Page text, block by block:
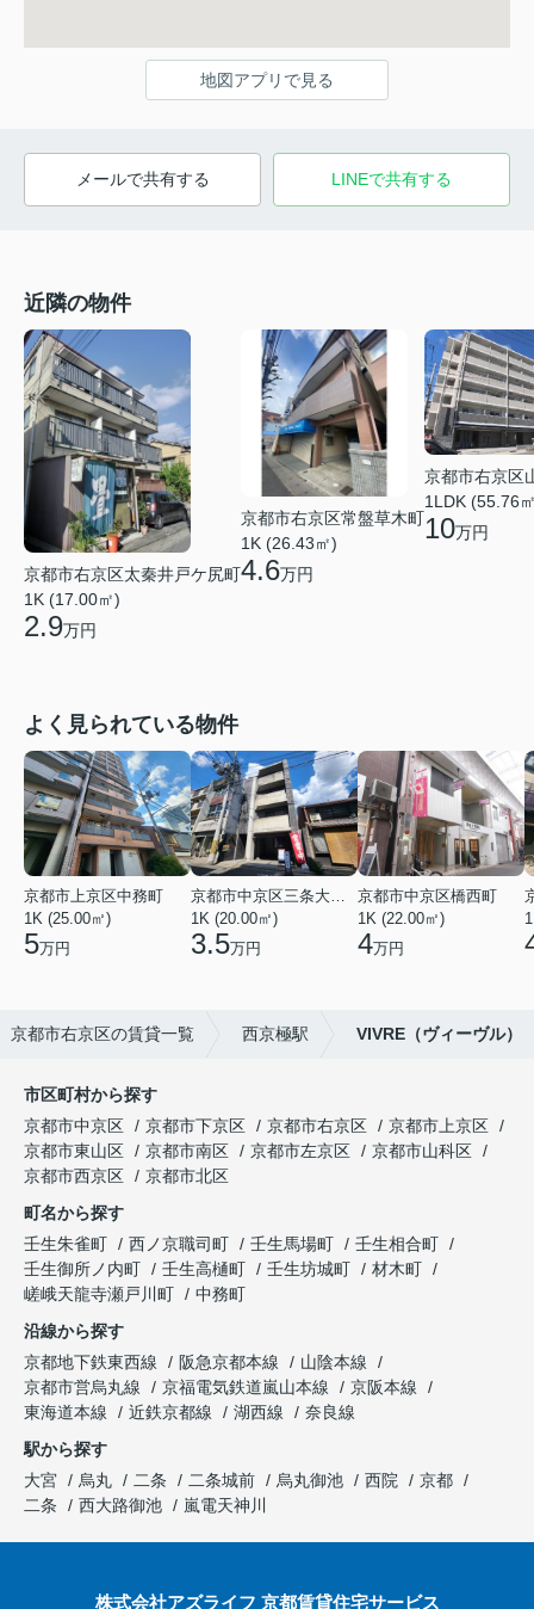
地図アプリで見る
メールで共有する LINEで共有する
近隣の物件
京都市右京区太秦井戸ケ尻町
1K (17.00㎡)
2.9万円
京都市右京区常盤草木町
1K (26.43㎡)
4.6万円
京都市右京区
1LDK (55.76
10万円
よく見られている物件
京都市上京区中務町
1K (25.00㎡)
5万円
1K (20.00㎡)
3.5万円
京都市中京区橋西町
1K (22.00㎡)
4万円
京都市右京区の賃貸一覧 西京極駅 VIVRE（ヴィーヴル）
市区町村から探す
京都市中京区
京都市下京区 京都市右京区
京都市上京区
京都市東山区
京都市南区 京都市左京区
京都市山科区
京都市西京区
京都市北区
町名から探す
壬生朱雀町
西ノ京職司町 壬生馬場町
壬生相合町
壬生御所ノ内町
壬生高樋町 壬生坊城町
材木町
嵯峨天龍寺瀬戸川町
中務町
沿線から探す
京都地下鉄東西線
阪急京都本線
山陰本線
京都市営烏丸線
京福電気鉄道嵐山本線
京阪本線
東海道本線
近鉄京都線 湖西線
奈良線
駅から探す
大宮
烏丸 二条 二条城前 烏丸御池 西院
京都
二条
西大路御池 嵐電天神川
株式会社アズライフ 京都賃貸住宅サービス